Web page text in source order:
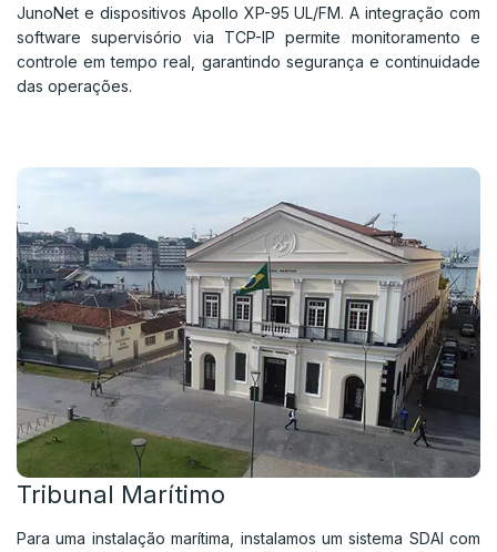
JunoNet e dispositivos Apollo XP-95 UL/FM. A integração com
software supervisório via TCP-IP permite monitoramento e
controle em tempo real, garantindo segurança e continuidade
das operações.
Tribunal Marítimo
Para uma instalação marítima, instalamos um sistema SDAI com